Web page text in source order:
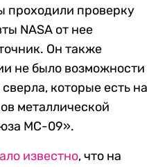
проходили проверку
NASA от нее
Он также
не было возможности
которые есть на
металлической
МС-09».
известно, что на